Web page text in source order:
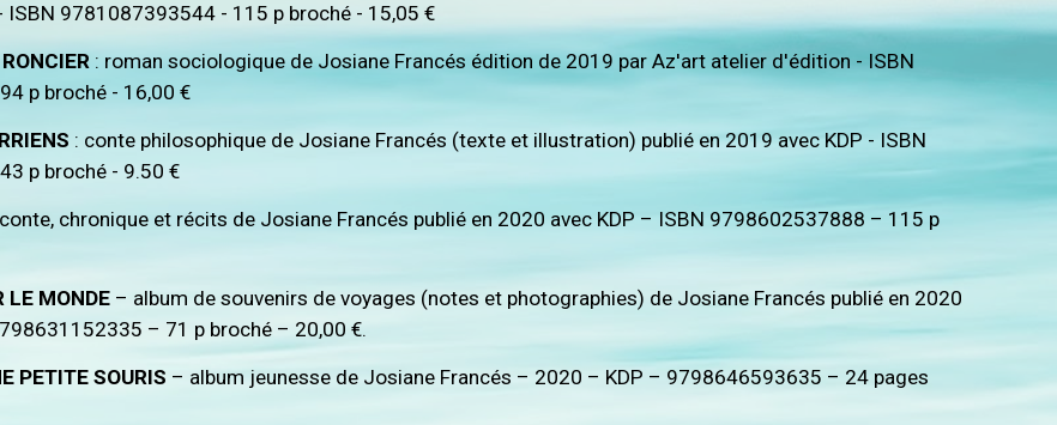
ISBN 9781087393544 - 115 p broché - 15,05 €
: roman sociologique de Josiane Francés édition de 2019 par Az'art atelier d'édition - ISBN
p broché - 16,00 €
: conte philosophique de Josiane Francés (texte et illustration) publié en 2019 avec KDP - ISBN
p broché - 9.50 €
chronique et récits de Josiane Francés publié en 2020 avec KDP – ISBN 9798602537888 – 115 p
LE MONDE – album de souvenirs de voyages (notes et photographies) de Josiane Francés publié en 2020
– 71 p broché – 20,00 €.
PETITE SOURIS – album jeunesse de Josiane Francés – 2020 – KDP – 9798646593635 – 24 pages